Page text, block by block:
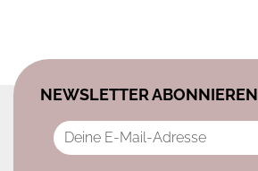
NEWSLETTER ABONNIEREN